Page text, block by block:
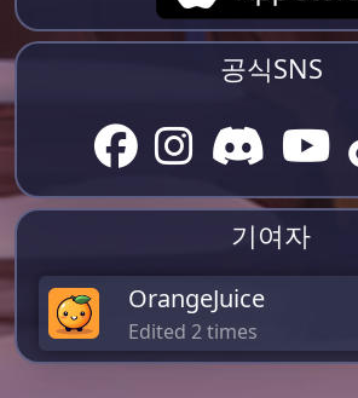
공식SNS
기여자
OrangeJuice
Edited 2 times